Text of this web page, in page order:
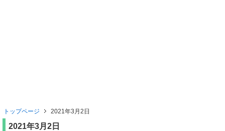
トップページ 2021年3月2日
2021年3月2日